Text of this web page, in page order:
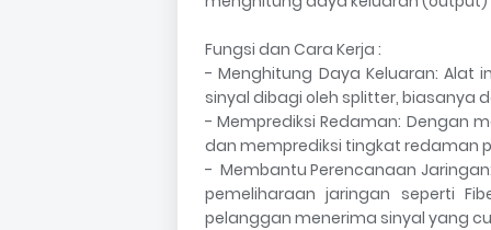
Fungsi dan Cara Kerja :
- Menghitung Daya Keluaran: Alat
sinyal dibagi oleh splitter, biasanya
- Memprediksi Redaman: Dengan
dan memprediksi tingkat redaman
- Membantu Perencanaan
pemeliharaan jaringan seperti
pelanggan menerima sinyal yang